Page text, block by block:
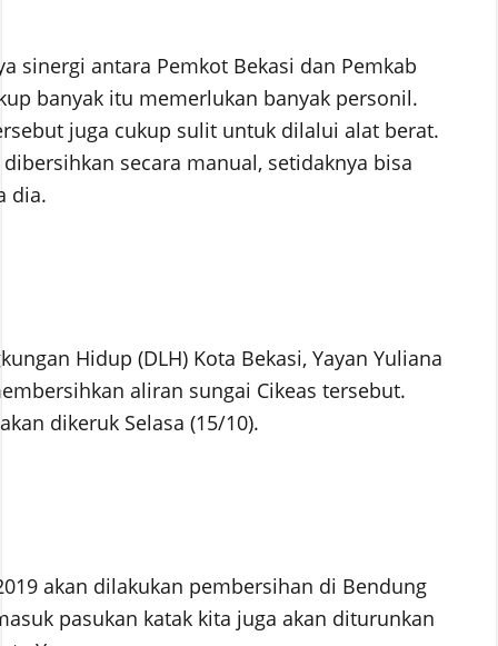
sinergi antara Pemkot Bekasi dan Pemkab
banyak itu memerlukan banyak personil.
juga cukup sulit untuk dilalui alat berat.
secara manual, setidaknya bisa
dia.
Hidup (DLH) Kota Bekasi, Yayan Yuliana
aliran sungai Cikeas tersebut.
dikeruk Selasa (15/10).
akan dilakukan pembersihan di Bendung
pasukan katak kita juga akan diturunkan